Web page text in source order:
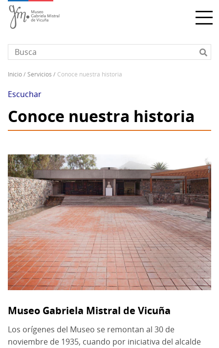
Pasar
contenido
principal
enlaces
de
ayuda
a
navegación
inicio servicios conoce nuestra historia
Escuchar
Conoce nuestra historia
Museo Gabriela Mistral de Vicuña
Los orígenes del Museo se remontan al 30 de
noviembre de 1935, cuando por iniciativa del alcalde